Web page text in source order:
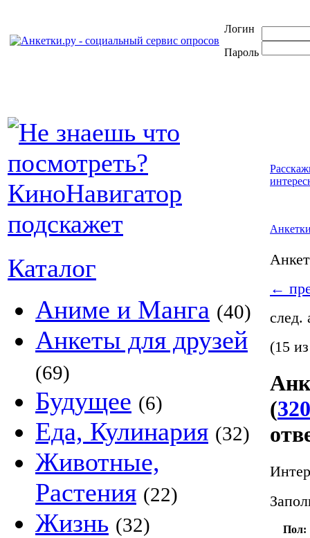
Логин
Пароль
Каталог
Аниме и Манга (40)
Анкеты для друзей
(69)
Будущее (6)
Еда, Кулинария (32)
Животные,
Растения (22)
Жизнь (32)
←
след.
(15
(
Пол: